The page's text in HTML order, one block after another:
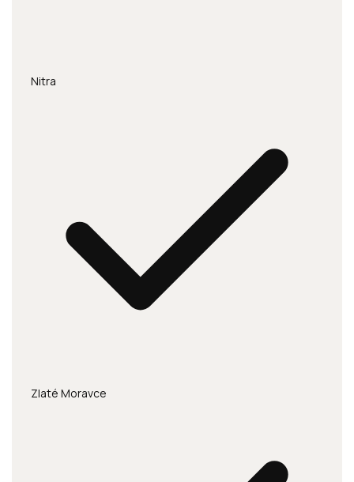
Nitra
Zlaté Moravce